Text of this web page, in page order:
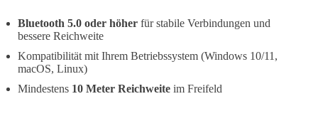
Bluetooth 5.0 oder höher für stabile Verbindungen und
bessere Reichweite
Kompatibilität mit Ihrem Betriebssystem (Windows 10/11,
macOS, Linux)
Mindestens 10 Meter Reichweite im Freifeld